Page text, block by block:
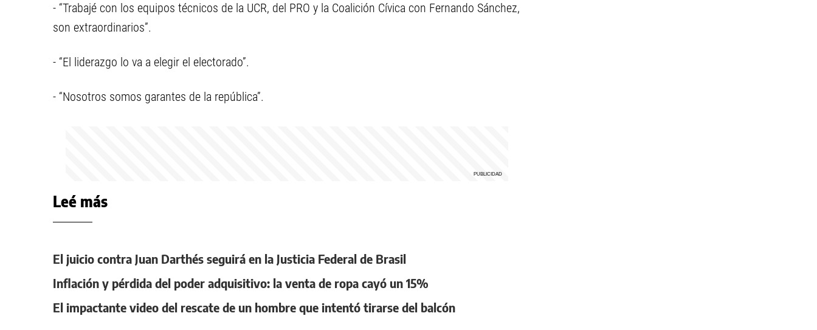
- “Trabajé con los equipos técnicos de la UCR, del PRO y la Coalición Cívica con Fernando Sánchez,
son extraordinarios”.
- “El liderazgo lo va a elegir el electorado”.
- “Nosotros somos garantes de la república”.
Leé más
El juicio contra Juan Darthés seguirá en la Justicia Federal de Brasil
Inflación y pérdida del poder adquisitivo: la venta de ropa cayó un 15%
El impactante video del rescate de un hombre que intentó tirarse del balcón